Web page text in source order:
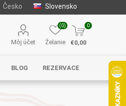
Česko Slovensko
Môj účet Želanie
(0) 0
€0,00
BLOG REZERVACE